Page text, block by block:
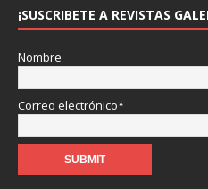
¡SUSCRIBETE A REVISTAS
Nombre
Correo electrónico*